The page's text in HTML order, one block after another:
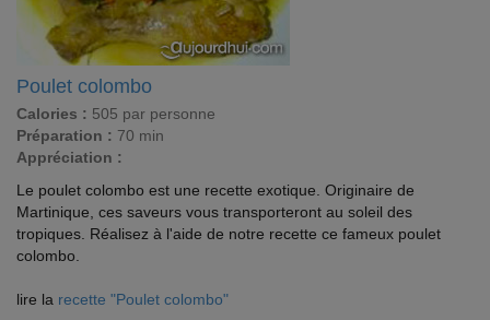
Poulet colombo
Calories : 505 par personne
Préparation : 70 min
Appréciation :
Le poulet colombo est une recette exotique. Originaire de
Martinique, ces saveurs vous transporteront au soleil des
tropiques. Réalisez à l'aide de notre recette ce fameux poulet
colombo.
lire la recette "Poulet colombo"